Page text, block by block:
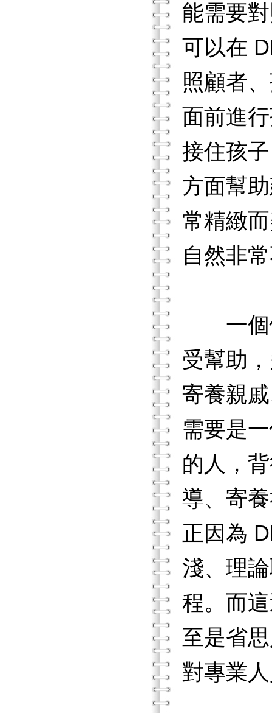
能需要
可以在
照顧者
面前進
接住孩
方面幫
常精緻
自然非
一個依
受幫助
寄養親
需要是
的人，
導、寄
正因為
淺、理
程。而
至是省
對專業